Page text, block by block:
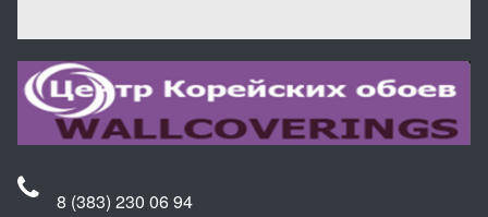
8 (383) 230 06 94